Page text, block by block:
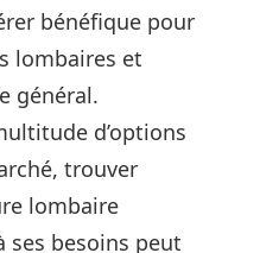
bénéfique pour
lombaires et
général.
d’options
trouver
lombaire
ses besoins peut